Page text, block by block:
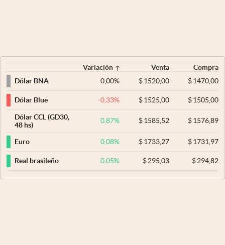
Variación Venta
Compra
Dólar BNA
0,00% $ 1520,00 $1470,00
Dólar Blue -0,33% $ 1525,00 $1505,00
Dólar CCL (GD30,
48 hs)
0,87% $ 1585,52 $1576,89
Euro 0,08% $ 1733,27 $1731,97
Real brasileño 0,05% $ 295,03 $294,82